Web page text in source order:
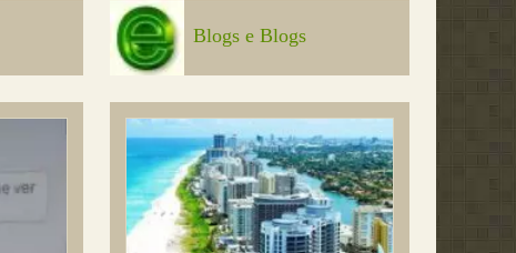
Blogs e Blogs